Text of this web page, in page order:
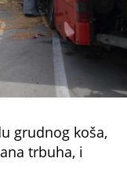
grudnog koša,
trbuha, i